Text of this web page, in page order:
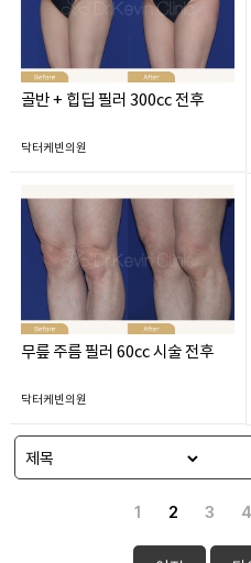
골반 + 힙딥 필러 300cc 전후
닥터케빈의원
무릎 주름 필러 60cc 시술 전후
닥터케빈의원
1 2 3 4